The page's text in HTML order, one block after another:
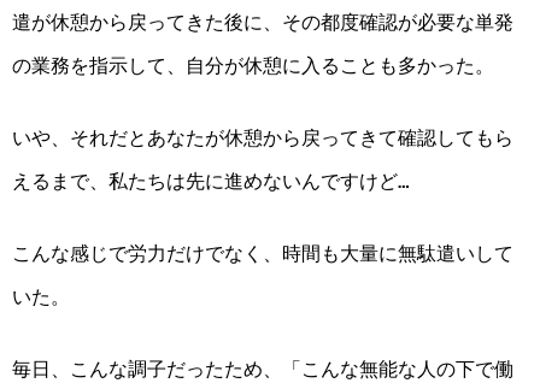
遣が休憩から戻ってきた後に、その都度確認が必要な単発
の業務を指示して、自分が休憩に入ることも多かった。
いや、それだとあなたが休憩から戻ってきて確認してもら
えるまで、私たちは先に進めないんですけど…
こんな感じで労力だけでなく、時間も大量に無駄遣いして
いた。
毎日、こんな調子だったため、「こんな無能な人の下で働